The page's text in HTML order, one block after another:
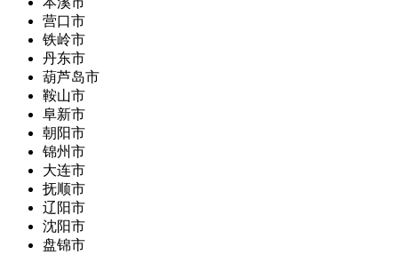
营口市
铁岭市
丹东市
葫芦岛市
鞍山市
阜新市
朝阳市
锦州市
大连市
抚顺市
辽阳市
沈阳市
盘锦市